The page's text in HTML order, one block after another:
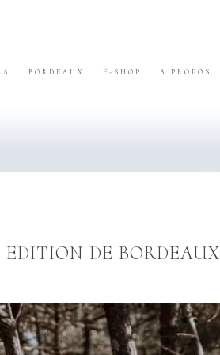
BORDEAUX E-SHOP A PROPOS
EDITION DE BORDEAUX